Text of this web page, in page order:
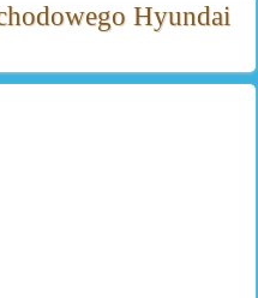
Hyundai